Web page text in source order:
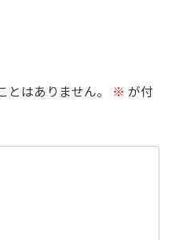
はありません。 ※ が付